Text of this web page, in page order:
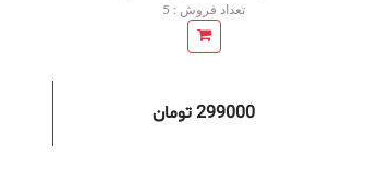
تعداد فروش : 5
299000 تومان